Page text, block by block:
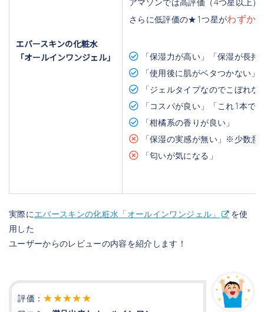
エバースキンの化粧水
「オールインワンジェル」
さらに低評価の★1つ星がわずか5
「保湿力が高い」「保湿が長持
「使用後に肌がベタつかない」
「ジェルタイプなのでこぼれな
「コスパが良い」「これ1本で
「柑橘系の香りが良い」
「保湿の実感が無い」※少数
「匂いが気になる」
実際にエバースキンの化粧水「オールインワンジェル」
を使
用した
ユーザーからのレビューの内容を紹介します！
評価： ★★★★★